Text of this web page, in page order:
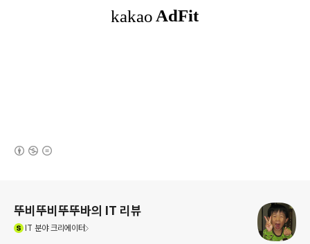
뚜비뚜비뚜뚜바의 IT 리뷰
IT 분야 크리에이터